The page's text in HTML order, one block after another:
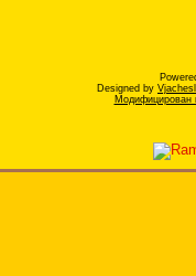
Designed by
Модифицирован